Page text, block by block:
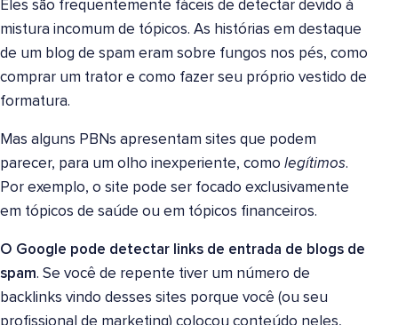
Eles são frequentemente fáceis de detectar devido à
mistura incomum de tópicos. As histórias em destaque
de um blog de spam eram sobre fungos nos pés, como
comprar um trator e como fazer seu próprio vestido de
formatura.
Mas alguns PBNs apresentam sites que podem
parecer, para um olho inexperiente, como legítimos.
Por exemplo, o site pode ser focado exclusivamente
em tópicos de saúde ou em tópicos financeiros.
O Google pode detectar links de entrada de blogs de
spam. Se você de repente tiver um número de
backlinks vindo desses sites porque você (ou seu
profissional de marketing) colocou conteúdo neles,